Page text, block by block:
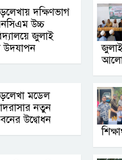
দক্ষিণভাগ
উচ্চ
জুলাই
উদযাপন
মডেল
নতুন
উদ্বোধন